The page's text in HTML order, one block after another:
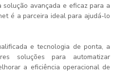
solução avançada e eficaz para a
é a parceira ideal para ajudá-lo
e tecnologia de ponta, a
soluções para automatizar
a eficiência operacional de